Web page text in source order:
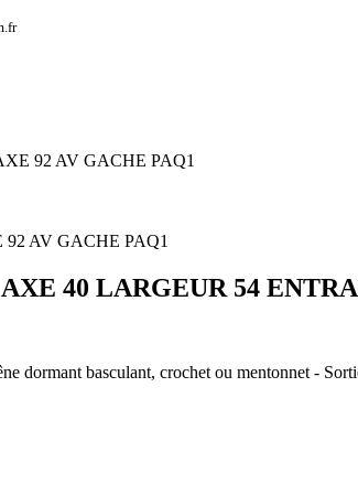
92 AV GACHE PAQ1
40 LARGEUR 54
dormant basculant, crochet ou mentonnet -